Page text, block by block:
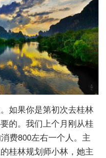
如果你是第初次去桂林
的。我们上个月刚从桂
费800左右一个人。主
桂林规划师小林，她主